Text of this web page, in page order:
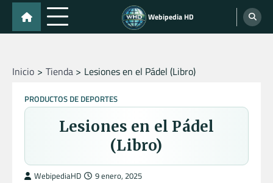
Skip
content
Webipedia HD
Inicio Tienda Lesiones en el Pádel (Libro)
PRODUCTOS DE DEPORTES
Lesiones en el Pádel
(Libro)
WebipediaHD 9 enero, 2025